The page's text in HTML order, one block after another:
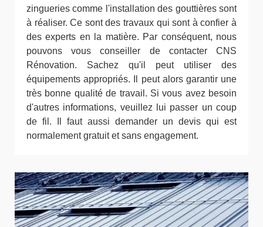
zingueries comme l'installation des gouttières sont
à réaliser. Ce sont des travaux qui sont à confier à
des experts en la matière. Par conséquent, nous
pouvons vous conseiller de contacter CNS
Rénovation. Sachez qu'il peut utiliser des
équipements appropriés. Il peut alors garantir une
très bonne qualité de travail. Si vous avez besoin
d'autres informations, veuillez lui passer un coup
de fil. Il faut aussi demander un devis qui est
normalement gratuit et sans engagement.